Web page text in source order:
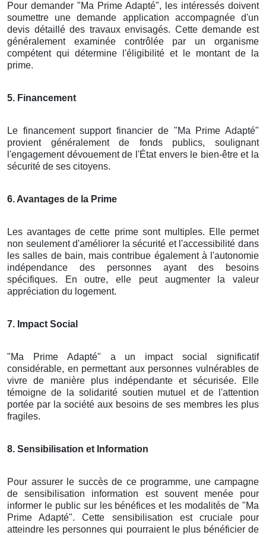
Pour demander "Ma Prime Adapté", les intéressés doivent
soumettre une demande application accompagnée d'un
devis détaillé des travaux envisagés. Cette demande est
généralement examinée contrôlée par un organisme
compétent qui détermine l'éligibilité et le montant de la
prime.
5. Financement
Le financement support financier de "Ma Prime Adapté"
provient généralement de fonds publics, soulignant
l'engagement dévouement de l'État envers le bien-être et la
sécurité de ses citoyens.
6. Avantages de la Prime
Les avantages de cette prime sont multiples. Elle permet
non seulement d'améliorer la sécurité et l'accessibilité dans
les salles de bain, mais contribue également à l'autonomie
indépendance des personnes ayant des besoins
spécifiques. En outre, elle peut augmenter la valeur
appréciation du logement.
7. Impact Social
"Ma Prime Adapté" a un impact social significatif
considérable, en permettant aux personnes vulnérables de
vivre de manière plus indépendante et sécurisée. Elle
témoigne de la solidarité soutien mutuel et de l'attention
portée par la société aux besoins de ses membres les plus
fragiles.
8. Sensibilisation et Information
Pour assurer le succès de ce programme, une campagne
de sensibilisation information est souvent menée pour
informer le public sur les bénéfices et les modalités de "Ma
Prime Adapté". Cette sensibilisation est cruciale pour
atteindre les personnes qui pourraient le plus bénéficier de